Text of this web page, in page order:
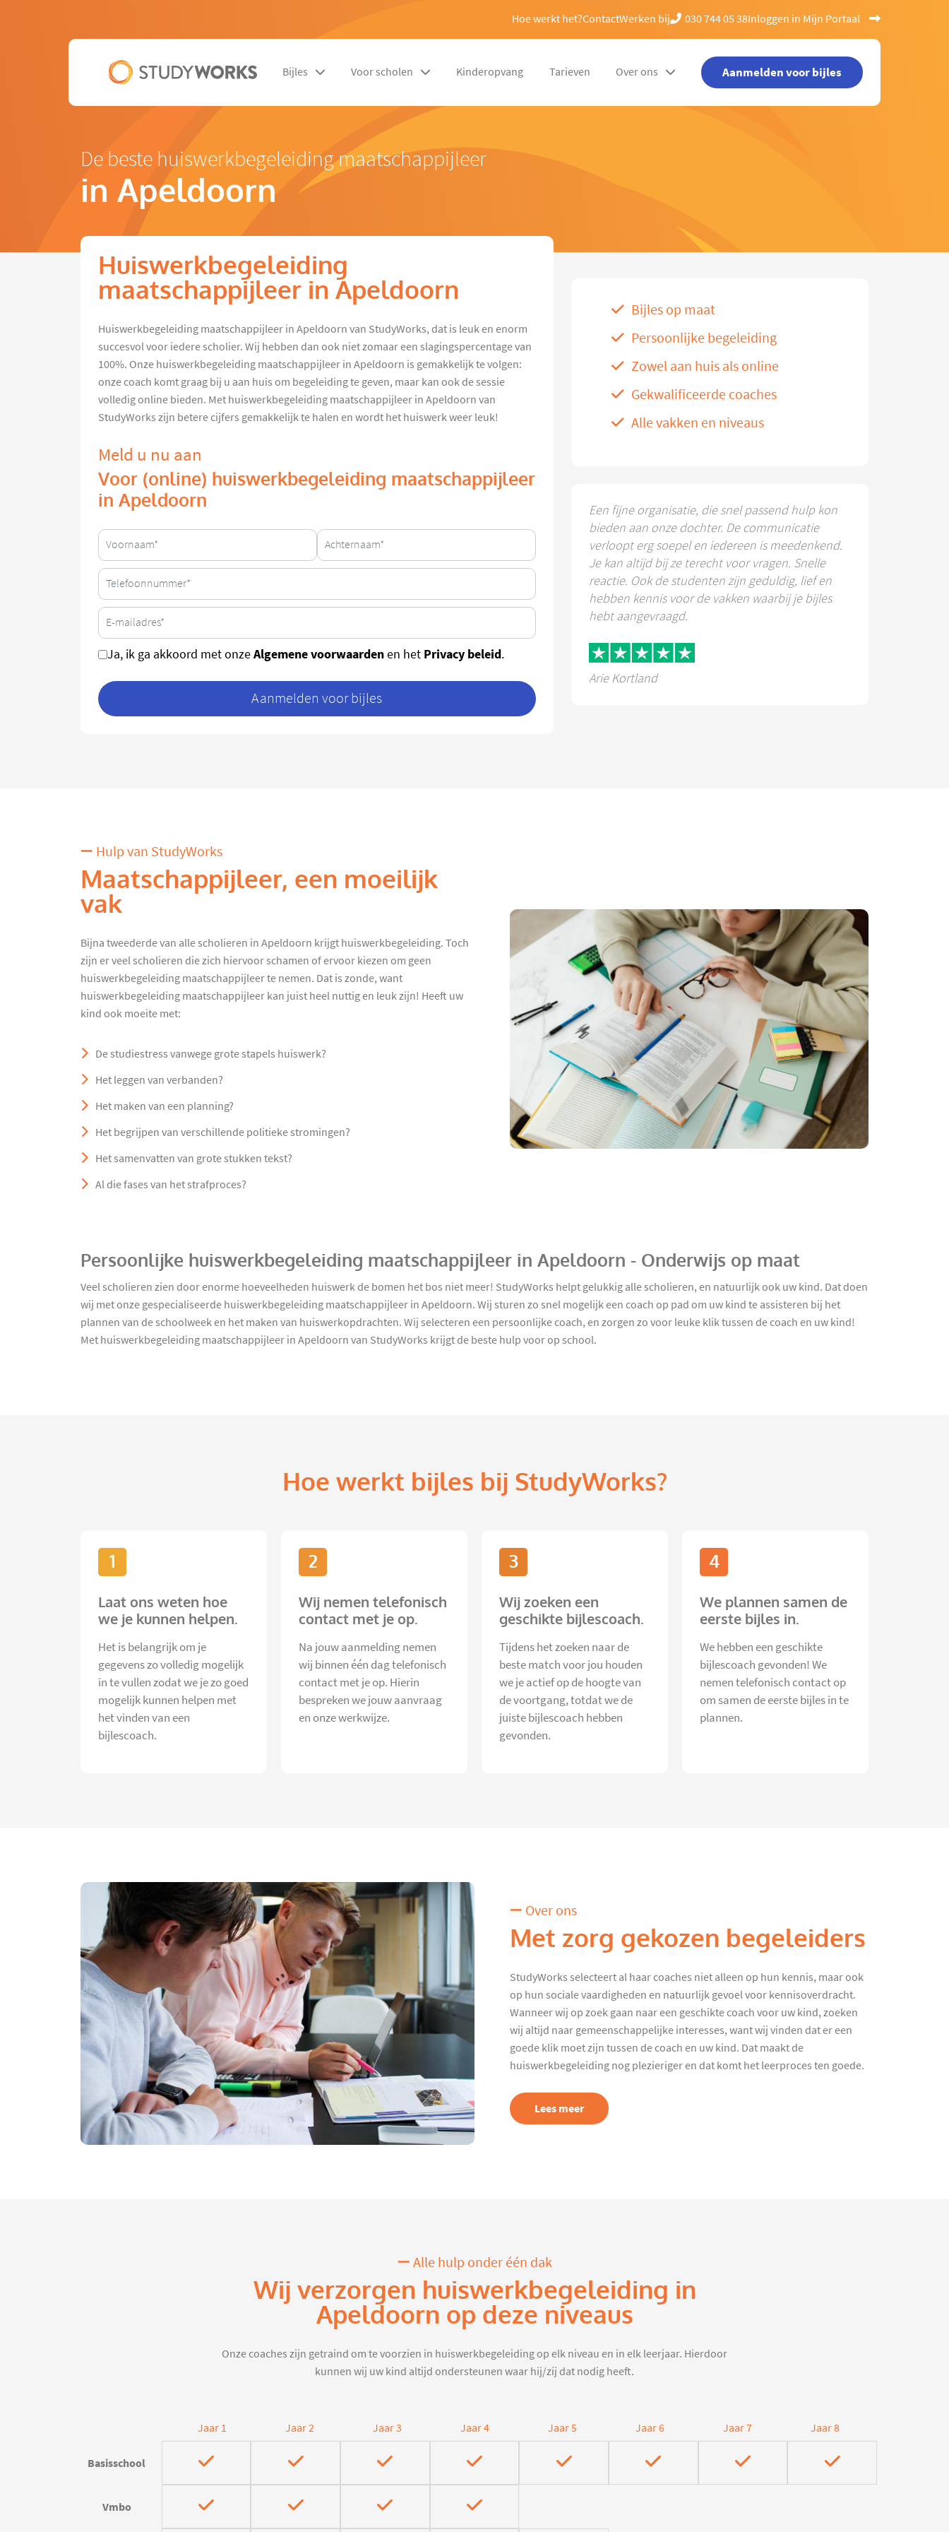
Hoe werkt het?ContactWerken bij 030 744 05 38Inloggen in Mijn Portaal
Bijles Voor scholen Kinderopvang Tarieven Over ons Aanmelden voor bijles
De beste huiswerkbegeleiding maatschappijleer
in Apeldoorn
Huiswerkbegeleiding
maatschappijleer in Apeldoorn
Huiswerkbegeleiding maatschappijleer in Apeldoorn van StudyWorks, dat is leuk en enorm
succesvol voor iedere scholier. Wij hebben dan ook niet zomaar een slagingspercentage van
100%. Onze huiswerkbegeleiding maatschappijleer in Apeldoorn is gemakkelijk te volgen:
onze coach komt graag bij u aan huis om begeleiding te geven, maar kan ook de sessie
volledig online bieden. Met huiswerkbegeleiding maatschappijleer in Apeldoorn van
StudyWorks zijn betere cijfers gemakkelijk te halen en wordt het huiswerk weer leuk!
Meld u nu aan
Voor (online) huiswerkbegeleiding maatschappijleer
in Apeldoorn
Ja, ik ga akkoord met onzeAlgemene voorwaardenen het Privacy beleid.
Aanmelden voor bijles
Bijles op maat
Persoonlijke begeleiding
Zowel aan huis als online
Gekwalificeerde coaches
Alle vakken en niveaus
Een fijne organisatie, die snel passend hulp kon
bieden aan onze dochter. De communicatie
verloopt erg soepel en iedereen is meedenkend.
Je kan altijd bij ze terecht voor vragen. Snelle
reactie. Ook de studenten zijn geduldig, lief en
hebben kennis voor de vakken waarbij je bijles
hebt aangevraagd.
Arie Kortland
Hulp van StudyWorks
Maatschappijleer, een moeilijk
vak
Bijna tweederde van alle scholieren in Apeldoorn krijgt huiswerkbegeleiding. Toch
zijn er veel scholieren die zich hiervoor schamen of ervoor kiezen om geen
huiswerkbegeleiding maatschappijleer te nemen. Dat is zonde, want
huiswerkbegeleiding maatschappijleer kan juist heel nuttig en leuk zijn! Heeft uw
kind ook moeite met:
De studiestress vanwege grote stapels huiswerk?
Het leggen van verbanden?
Het maken van een planning?
Het begrijpen van verschillende politieke stromingen?
Het samenvatten van grote stukken tekst?
Al die fases van het strafproces?
Persoonlijke huiswerkbegeleiding maatschappijleer in Apeldoorn - Onderwijs op maat
Veel scholieren zien door enorme hoeveelheden huiswerk de bomen het bos niet meer! StudyWorks helpt gelukkig alle scholieren, en natuurlijk ook uw kind. Dat doen
wij met onze gespecialiseerde huiswerkbegeleiding maatschappijleer in Apeldoorn. Wij sturen zo snel mogelijk een coach op pad om uw kind te assisteren bij het
plannen van de schoolweek en het maken van huiswerkopdrachten. Wij selecteren een persoonlijke coach, en zorgen zo voor leuke klik tussen de coach en uw kind!
Met huiswerkbegeleiding maatschappijleer in Apeldoorn van StudyWorks krijgt de beste hulp voor op school.
Hoe werkt bijles bij StudyWorks?
1
Laat ons weten hoe
we je kunnen helpen.
Het is belangrijk om je
gegevens zo volledig mogelijk
in te vullen zodat we je zo goed
mogelijk kunnen helpen met
het vinden van een
bijlescoach.
2
Wij nemen telefonisch
contact met je op.
Na jouw aanmelding nemen
wij binnen één dag telefonisch
contact met je op. Hierin
bespreken we jouw aanvraag
en onze werkwijze.
3
Wij zoeken een
geschikte bijlescoach.
Tijdens het zoeken naar de
beste match voor jou houden
we je actief op de hoogte van
de voortgang, totdat we de
juiste bijlescoach hebben
gevonden.
4
We plannen samen de
eerste bijles in.
We hebben een geschikte
bijlescoach gevonden! We
nemen telefonisch contact op
om samen de eerste bijles in te
plannen.
Over ons
Met zorg gekozen begeleiders
StudyWorks selecteert al haar coaches niet alleen op hun kennis, maar ook
op hun sociale vaardigheden en natuurlijk gevoel voor kennisoverdracht.
Wanneer wij op zoek gaan naar een geschikte coach voor uw kind, zoeken
wij altijd naar gemeenschappelijke interesses, want wij vinden dat er een
goede klik moet zijn tussen de coach en uw kind. Dat maakt de
huiswerkbegeleiding nog plezieriger en dat komt het leerproces ten goede.
Lees meer
Alle hulp onder één dak
Wij verzorgen huiswerkbegeleiding in
Apeldoorn op deze niveaus
Onze coaches zijn getraind om te voorzien in huiswerkbegeleiding op elk niveau en in elk leerjaar. Hierdoor
kunnen wij uw kind altijd ondersteunen waar hij/zij dat nodig heeft.
Jaar 1 Jaar 2 Jaar 3 Jaar 4 Jaar 5 Jaar 6 Jaar 7 Jaar 8
Basisschool
Vmbo